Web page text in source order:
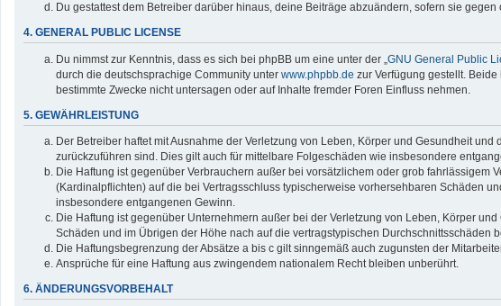
Du gestattest dem Betreiber darüber hinaus, deine Beiträge abzuändern, sofern sie
4. GENERAL PUBLIC LICENSE
Du nimmst zur Kenntnis, dass es sich bei phpBB um eine unter der „ GNU General Public
durch die deutschsprachige Community unter www.phpbb.de zur Verfügung gestellt.
bestimmte Zwecke nicht untersagen oder auf Inhalte fremder Foren Einfluss nehmen.
5. GEWÄHRLEISTUNG
Der Betreiber haftet mit Ausnahme der Verletzung von Leben, Körper und Gesundheit
zurückzuführen sind. Dies gilt auch für mittelbare Folgeschäden wie insbesondere
Die Haftung ist gegenüber Verbrauchern außer bei vorsätzlichem oder grob
(Kardinalpflichten) auf die bei Vertragsschluss typischerweise vorhersehbaren Schäden
insbesondere entgangenen Gewinn.
Die Haftung ist gegenüber Unternehmern außer bei der Verletzung von Leben, Körper
Schäden und im Übrigen der Höhe nach auf die vertragstypischen
Die Haftungsbegrenzung der Absätze a bis c gilt sinngemäß auch zugunsten der
Ansprüche für eine Haftung aus zwingendem nationalem Recht bleiben unberührt.
6. ÄNDERUNGSVORBEHALT